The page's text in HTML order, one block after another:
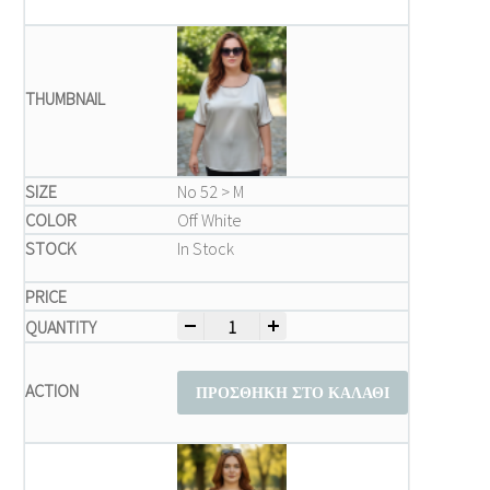
Νο 52 > M
Off White
In Stock
Μπλούζα Plus Size Δίχρωμη με
ΠΡΟΣΘΉΚΗ ΣΤΟ ΚΑΛΆΘΙ